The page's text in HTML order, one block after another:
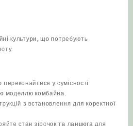
культури, що потребують
у сумісності
моделлю комбайна.
з встановлення для коректної
стан зірочок та ланцюга для